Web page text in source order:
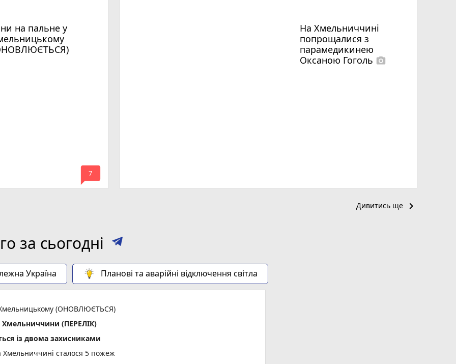
на пальне у
mode_comment
7
На Хмельниччині
попрощалися з
парамедикинею
Оксаною Гоголь photo_camera
Дивитись ще keyboard_arrow_right
за сьогодні
Україна Планові та аварійні відключення світла
Хмельницькому (ОНОВЛЮЄТЬСЯ)
(ПЕРЕЛІК)
із двома захисниками
сталося 5 пожеж